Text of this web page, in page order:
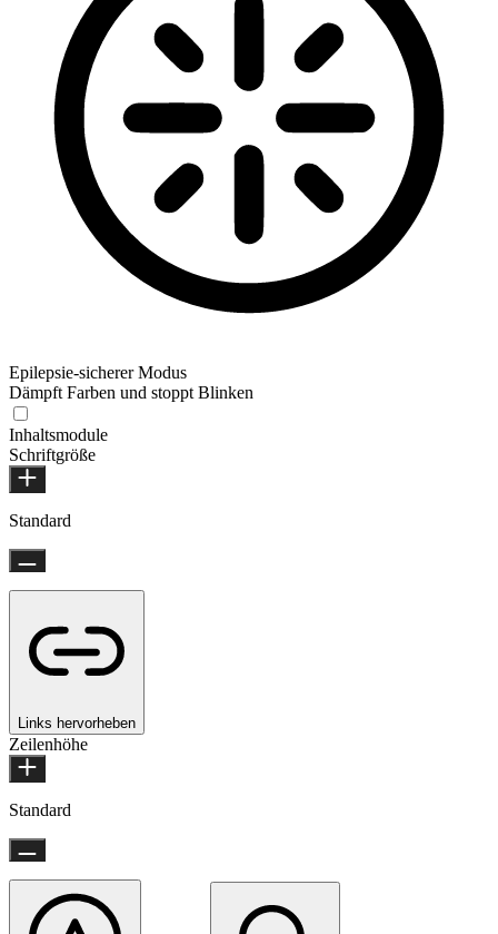
Epilepsie-sicherer Modus
Dämpft Farben und stoppt Blinken
Inhaltsmodule
Schriftgröße
Standard
Links hervorheben
Zeilenhöhe
Standard